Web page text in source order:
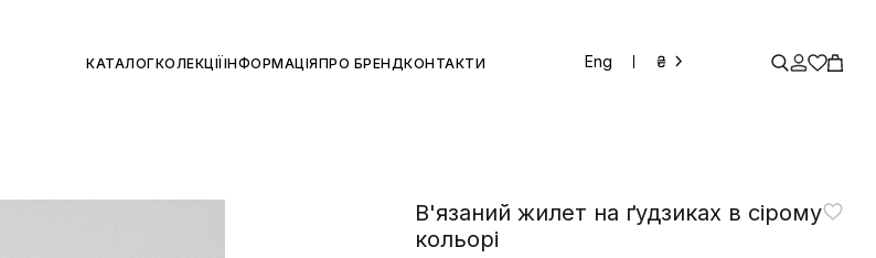
КАТАЛОГКОЛЕКЦІЇ ІНФОРМАЦІЯПРО БРЕНДКОНТАКТИ Eng ₴
В'язаний жилет на ґудзиках в сірому
кольорі